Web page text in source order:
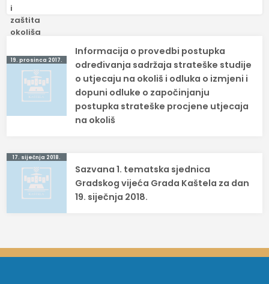
Navigacija
objava
19. prosinca 2017.
Informacija o provedbi postupka
određivanja sadržaja strateške studije
o utjecaju na okoliš i odluka o izmjeni i
dopuni odluke o započinjanju
postupka strateške procjene utjecaja
na okoliš
17. siječnja 2018.
Sazvana 1. tematska sjednica
Gradskog vijeća Grada Kaštela za dan
19. siječnja 2018.